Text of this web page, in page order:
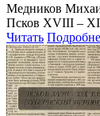
Медников
Псков XVIII –
Читать